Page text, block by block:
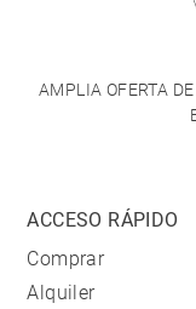
AMPLIA OFERTA
ACCESO RÁPIDO
Comprar
Alquiler